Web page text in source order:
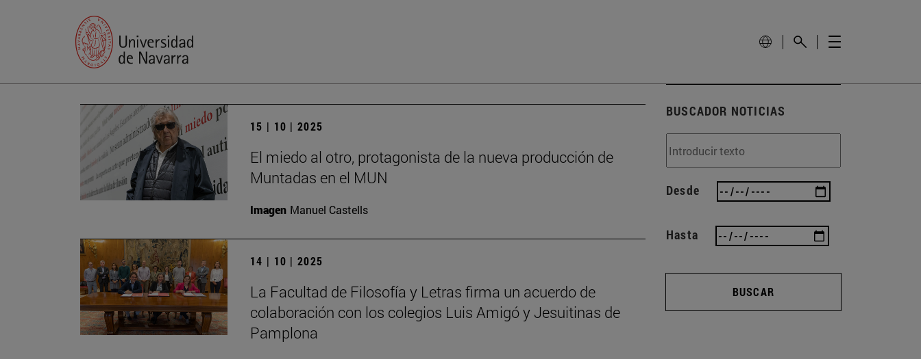
15 | 10 | 2025
El miedo al otro, protagonista de la nueva producción de
Muntadas en el MUN
Imagen Manuel Castells
14 | 10 | 2025
La Facultad de Filosofía y Letras firma un acuerdo de
colaboración con los colegios Luis Amigó y Jesuitinas de
Pamplona
BUSCADOR NOTICIAS
Desde
Hasta
BUSCAR